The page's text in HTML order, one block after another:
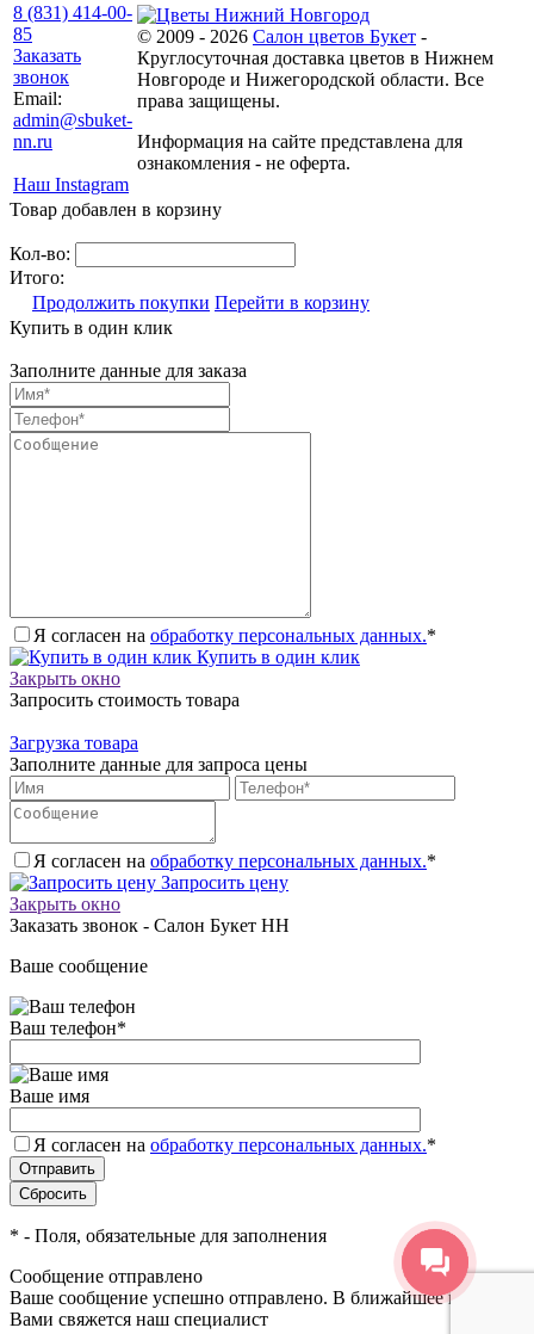
8 (831) 414-00-
85
Заказать
звонок
Email:
admin@sbuket-
nn.ru
Наш Instagram
© 2009 - 2026 Салон цветов Букет -
Круглосуточная доставка цветов в Нижнем
Новгороде и Нижегородской области. Все
права защищены.
Информация на сайте представлена для
ознакомления - не оферта.
Товар добавлен в корзину
Кол-во:
Итого:
Продолжить покупки Перейти в корзину
Купить в один клик
Заполните данные для заказа
Я согласен на обработку персональных данных.*
Купить в один клик
Закрыть окно
Запросить стоимость товара
Загрузка товара
Заполните данные для запроса цены
Я согласен на обработку персональных данных.*
Запросить цену
Закрыть окно
Заказать звонок - Салон Букет НН
Ваше сообщение
Ваш телефон*
Ваше имя
Я согласен на обработку персональных данных.*
* - Поля, обязательные для заполнения
Сообщение отправлено
Ваше сообщение успешно отправлено. В ближайшее время с
Вами свяжется наш специалист